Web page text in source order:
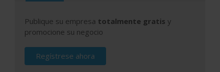
Publique su empresa totalmente gratis y
promocione su negocio
Regístrese ahora